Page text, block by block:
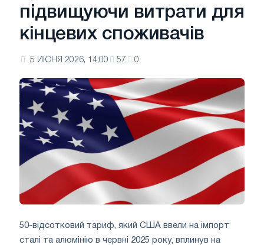
підвищуючи витрати для
кінцевих споживачів
5 ИЮНЯ 2026, 14:00 57 0
50-відсотковий тариф, який США ввели на імпорт
сталі та алюмінію в червні 2025 року, вплинув на